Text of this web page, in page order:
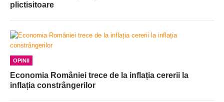
plictisitoare
OPINII
Economia României trece de la inflația cererii la
inflația constrângerilor